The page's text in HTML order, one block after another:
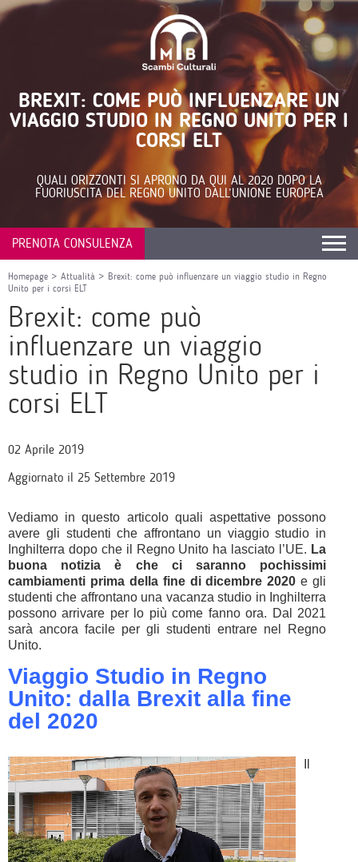
BREXIT: COME PUÒ INFLUENZARE UN
VIAGGIO STUDIO IN REGNO UNITO PER I
CORSI ELT
QUALI ORIZZONTI SI APRONO DA QUI AL 2020 DOPO LA
FUORIUSCITA DEL REGNO UNITO DALL’UNIONE EUROPEA
PRENOTA CONSULENZA
Homepage > Attualità > Brexit: come può influenzare un viaggio studio in Regno
Unito per i corsi ELT
Brexit: come può
influenzare un viaggio
studio in Regno Unito per i
corsi ELT
02 Aprile 2019
Aggiornato il 25 Settembre 2019
Vediamo in questo articolo quali aspettative possono
avere gli studenti che affrontano un viaggio studio in
Inghilterra dopo che il Regno Unito ha lasciato l’UE. La
buona notizia è che ci saranno pochissimi
cambiamenti prima della fine di dicembre 2020 e gli
studenti che affrontano una vacanza studio in Inghilterra
possono arrivare per lo più come fanno ora. Dal 2021
sarà ancora facile per gli studenti entrare nel Regno
Unito.
Viaggio Studio in Regno
Unito: dalla Brexit alla fine
del 2020